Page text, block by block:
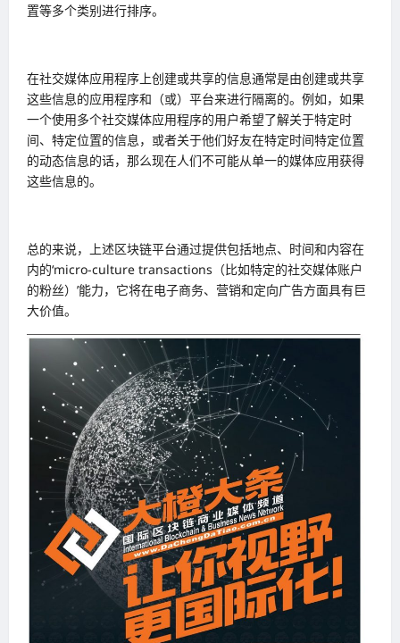
置等多个类别进行排序。
在社交媒体应用程序上创建或共享的信息通常是由创建或共享
这些信息的应用程序和（或）平台来进行隔离的。例如，如果
一个使用多个社交媒体应用程序的用户希望了解关于特定时
间、特定位置的信息，或者关于他们好友在特定时间特定位置
的动态信息的话，那么现在人们不可能从单一的媒体应用获得
这些信息的。
总的来说，上述区块链平台通过提供包括地点、时间和内容在
内的‘micro-culture transactions（比如特定的社交媒体账户
的粉丝）’能力，它将在电子商务、营销和定向广告方面具有巨
大价值。